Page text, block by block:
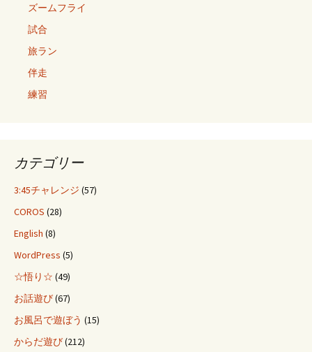
ズームフライ
試合
旅ラン
伴走
練習
カテゴリー
3:45チャレンジ (57)
COROS (28)
English (8)
WordPress (5)
☆悟り☆ (49)
お話遊び(67)
お風呂で遊ぼう (15)
からだ遊び(212)